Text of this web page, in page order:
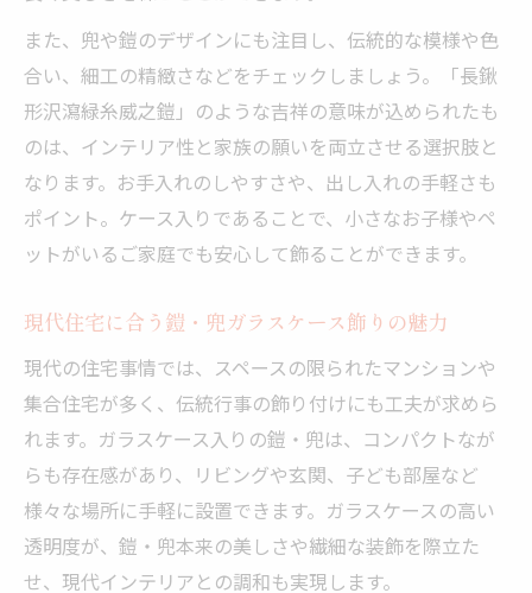
また、兜や鎧のデザインにも注目し、伝統的な模様や色
合い、細工の精緻さなどをチェックしましょう。「長鍬
形沢瀉緑糸威之鎧」のような吉祥の意味が込められたも
のは、インテリア性と家族の願いを両立させる選択肢と
なります。お手入れのしやすさや、出し入れの手軽さも
ポイント。ケース入りであることで、小さなお子様やペ
ットがいるご家庭でも安心して飾ることができます。
現代住宅に合う鎧・兜ガラスケース飾りの魅力
現代の住宅事情では、スペースの限られたマンションや
集合住宅が多く、伝統行事の飾り付けにも工夫が求めら
れます。ガラスケース入りの鎧・兜は、コンパクトなが
らも存在感があり、リビングや玄関、子ども部屋など
様々な場所に手軽に設置できます。ガラスケースの高い
透明度が、鎧・兜本来の美しさや繊細な装飾を際立た
せ、現代インテリアとの調和も実現します。